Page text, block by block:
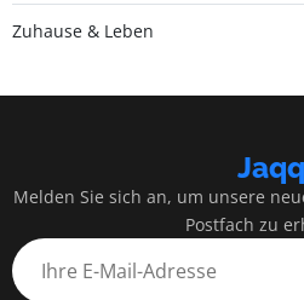
Zuhause & Leben
Jaqq
Melden Sie sich an, um unsere
Postfach zu